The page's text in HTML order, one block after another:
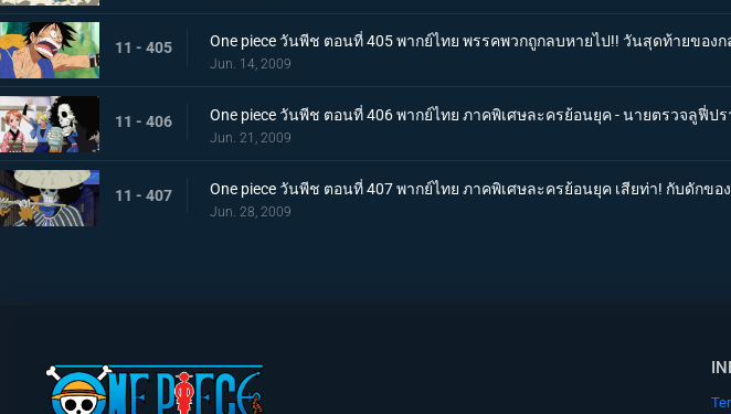
11 - 405 One piece วันพีช ตอนที่ 405 พากย์ไทย พรรคพวกถูกลบหายไป!! วันสุดท้ายของ
Jun. 14, 2009
11 - 406 One piece วันพีช ตอนที่ 406 พากย์ไทย ภาคพิเศษละครย้อนยุค - นายตรวจลูฟี่ปร
Jun. 21, 2009
11 - 407 One piece วันพีช ตอนที่ 407 พากย์ไทย ภาคพิเศษละครย้อนยุค เสียท่า! กับดักขอ
Jun. 28, 2009